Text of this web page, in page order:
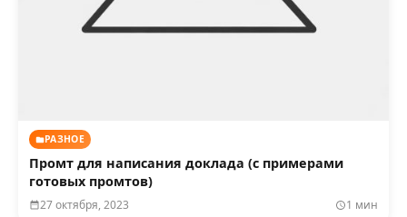
РАЗНОЕ
Промт для написания доклада (с примерами
готовых промтов)
27 октября, 2023 1 мин